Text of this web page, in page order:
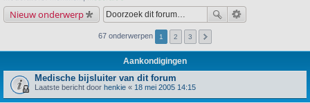
Nieuw onderwerp
67 onderwerpen 1 2 3
Aankondigingen
Medische bijsluiter van dit forum
Laatste bericht door henkie « 18 mei 2005 14:15